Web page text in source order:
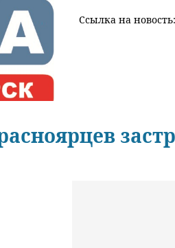
Ссылка на